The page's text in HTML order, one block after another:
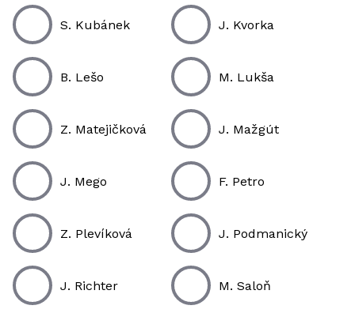
S. Kubánek J. Kvorka
B. Lešo M. Lukša
Z. Matejičková J. Mažgút
J. Mego F. Petro
Z. Plevíková J. Podmanický
J. Richter M. Saloň